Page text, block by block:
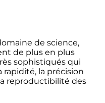
de science,
de plus en plus
sophistiqués qui
la précision
reproductibilité des